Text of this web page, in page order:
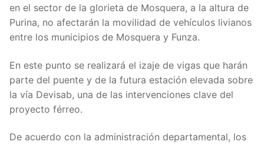
en el sector de la glorieta de Mosquera, a la altura de
Purina, no afectarán la movilidad de vehículos livianos
entre los municipios de Mosquera y Funza.
En este punto se realizará el izaje de vigas que harán
parte del puente y de la futura estación elevada sobre
la vía Devisab, una de las intervenciones clave del
proyecto férreo.
De acuerdo con la administración departamental, los